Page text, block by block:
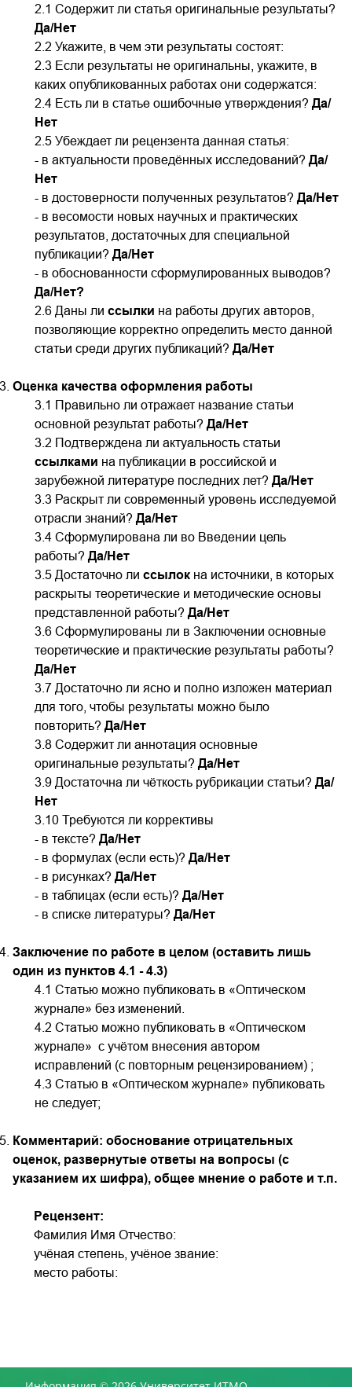
2.1 Содержит ли статья оригинальные результаты?
Да/Нет
2.2 Укажите, в чем эти результаты состоят:
2.3 Если результаты не оригинальны, укажите, в
каких опубликованных работах они содержатся:
2.4 Есть ли в статье ошибочные утверждения?Да/
Нет
2.5 Убеждает ли рецензента данная статья:
- в актуальности проведённых исследований?Да/
Нет
- в достоверности полученных результатов?Да/Нет
- в весомости новых научных и практических
результатов, достаточных для специальной
публикации?Да/Нет
- в обоснованности сформулированных выводов?
Да/Нет?
2.6 Даны лиссылки на работы других авторов,
позволяющие корректно определить место данной
статьи среди других публикаций?Да/Нет
Оценка качества оформления работы
3.1 Правильно ли отражает название статьи
основной результат работы?Да/Нет
3.2 Подтверждена ли актуальность статьи
ссылками на публикации в российской и
зарубежной литературе последних лет? Да/Нет
3.3 Раскрыт ли современный уровень исследуемой
отрасли знаний? Да/Нет
3.4 Сформулирована ли во Введении цель
работы?Да/Нет
3.5 Достаточно лиссылок на источники, в которых
раскрыты теоретические и методические основы
представленной работы? Да/Нет
3.6 Сформулированы ли в Заключении основные
теоретические и практические результаты работы?
Да/Нет
3.7 Достаточно ли ясно и полно изложен материал
для того, чтобы результаты можно было
повторить?Да/Нет
3.8 Содержит ли аннотация основные
оригинальные результаты?Да/Нет
3.9 Достаточна ли чёткость рубрикации статьи?Да/
Нет
3.10 Требуются ли коррективы
- в тексте?Да/Нет
- в формулах (если есть)?Да/Нет
- в рисунках?Да/Нет
- в таблицах (если есть)?Да/Нет
- в списке литературы?Да/Нет
Заключение по работе в целом (оставить лишь
один из пунктов 4.1 - 4.3)
4.1 Статью можно публиковать в «Оптическом
журнале» без изменений.
4.2 Статью можно публиковать в «Оптическом
журнале» с учётом внесения автором
исправлений (с повторным рецензированием) ;
4.3 Статью в «Оптическом журнале» публиковать
не следует;
Комментарий: обоснование отрицательных
оценок, развернутые ответы на вопросы (с
указанием их шифра), общее мнение о работе и т.п.
Рецензент:
Фамилия Имя Отчество:
учёная степень, учёное звание:
место работы: